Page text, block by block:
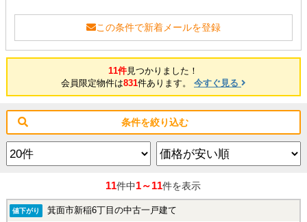
この条件で新着メールを登録
11件見つかりました！
会員限定物件は831件あります。 今すぐ見る
条件を絞り込む
11件中1～11件を表示
値下がり 箕面市新稲6丁目の中古一戸建て